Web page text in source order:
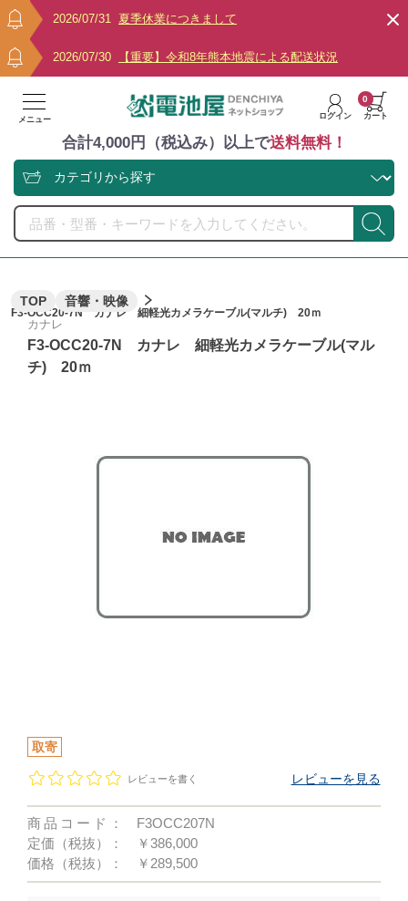
2026/07/31 夏季休業につきまして
2026/07/30 【重要】令和8年熊本地震による配送状況
メニュー ログイン カート
0
合計4,000円（税込み）以上で送料無料！
TOP 音響・映像
F3-OCC20-7N カナレ 細軽光カメラケーブル(マルチ) 20ｍ
カナレ
F3-OCC20-7N カナレ 細軽光カメラケーブル(マル
チ) 20ｍ
取寄
レビューを書く レビューを見る
商品コード：
F3OCC207N
定価（税抜）：
￥386,000
価格（税抜）：
￥289,500